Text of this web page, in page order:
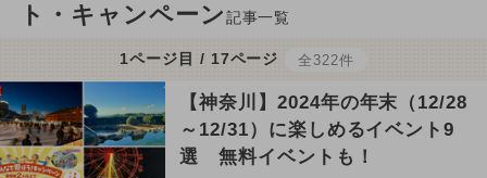
ト・キャンペーン記事一覧
1ページ目 / 17ページ 全322件
【神奈川】2024年の年末（12/28
～12/31）に楽しめるイベント9
選 無料イベントも！